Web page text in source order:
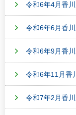
令和6年4月香
令和6年6月香
令和6年9月香
令和6年11月香
令和7年2月香